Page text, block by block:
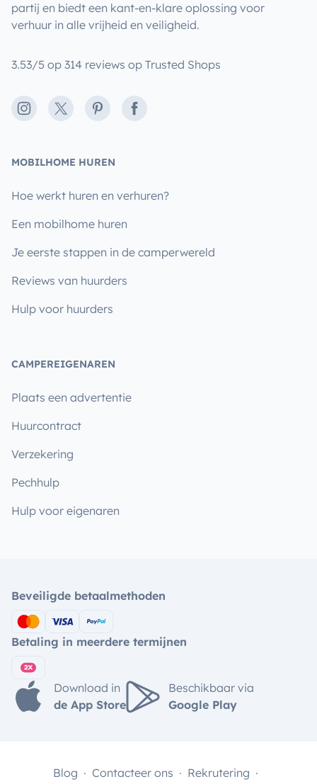
partij en biedt een kant-en-klare oplossing voor
verhuur in alle vrijheid en veiligheid.
3.53/5 op 314 reviews op Trusted Shops
Instagram
X PinterestFacebook
MOBILHOME HUREN
Hoe werkt huren en verhuren?
Een mobilhome huren
Je eerste stappen in de camperwereld
Reviews van huurders
Hulp voor huurders
CAMPEREIGENAREN
Plaats een advertentie
Huurcontract
Verzekering
Pechhulp
Hulp voor eigenaren
Beveiligde betaalmethoden
Betaling in meerdere termijnen
Download in
de App Store
Beschikbaar via
Google Play
Blog Contacteer ons Rekrutering